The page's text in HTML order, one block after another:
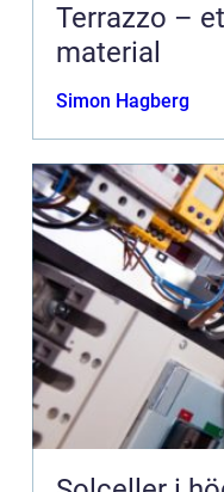
Terrazzo –
material
Simon Hagberg